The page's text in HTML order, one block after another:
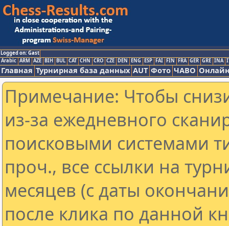
Logged on: Gast
Arabic ARM AZE BIH BUL CAT CHN CRO CZE DEN ENG ESP FAI FIN FRA GER GRE INA
Главная Турнирная база данных AUT Фото ЧАВО
Примечание: Чтобы
из-за ежедневного
поисковыми системами
проч., все ссылки на
месяцев (с даты
после клика по данной